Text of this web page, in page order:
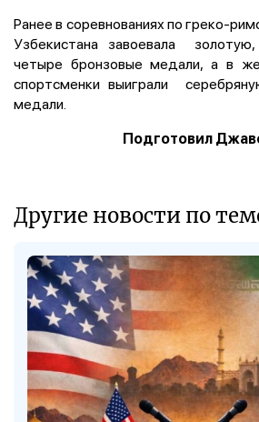
Ранее в соревнованиях по греко-
Узбекистана завоевала
четыре бронзовые медали, а в
спортсменки выиграли
медали.
Подготовил
Другие новости по